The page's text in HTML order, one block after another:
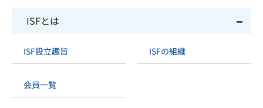
ISFとは
ISF設立趣旨 ISFの組織
会員一覧